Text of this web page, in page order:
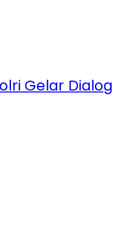
Gelar Dialog